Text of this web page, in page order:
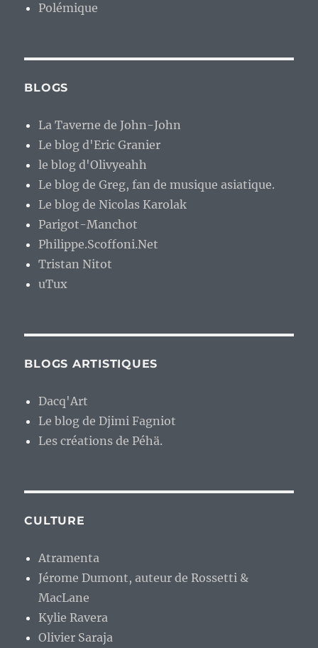
Polémique
BLOGS
La Taverne de John-John
Le blog d'Eric Granier
le blog d'Olivyeahh
Le blog de Greg, fan de musique asiatique.
Le blog de Nicolas Karolak
Parigot-Manchot
Philippe.Scoffoni.Net
Tristan Nitot
uTux
BLOGS ARTISTIQUES
Dacq'Art
Le blog de Djimi Fagniot
Les créations de Péhä.
CULTURE
Atramenta
Jérome Dumont, auteur de Rossetti &
MacLane
Kylie Ravera
Olivier Saraja